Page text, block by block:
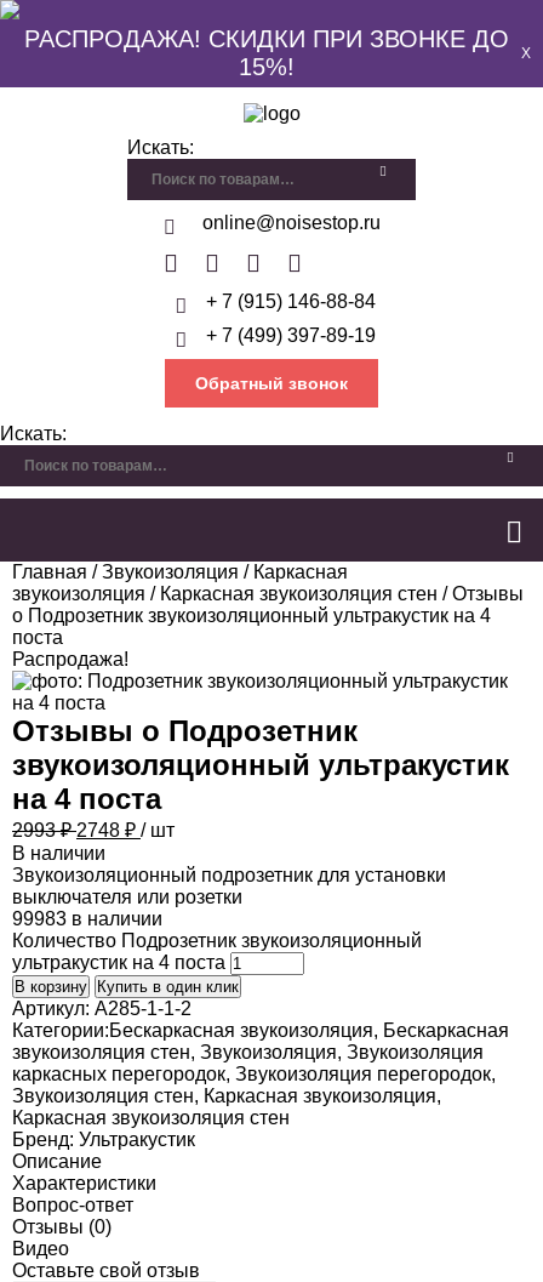
РАСПРОДАЖА! СКИДКИ ПРИ ЗВОНКЕ ДО
15%!
X
Искать:
online@noisestop.ru
+ 7 (915) 146-88-84
+ 7 (499) 397-89-19
Обратный звонок
Искать:
Главная /Звукоизоляция / Каркасная
звукоизоляция / Каркасная звукоизоляция стен / Отзывы
о Подрозетник звукоизоляционный ультракустик на 4
поста
Распродажа!
Отзывы о Подрозетник
звукоизоляционный ультракустик
на 4 поста
2993 ₽2748 ₽ / шт
В наличии
Звукоизоляционный подрозетник для установки
выключателя или розетки
99983 в наличии
Количество Подрозетник звукоизоляционный
ультракустик на 4 поста
В корзину Купить в один клик
Артикул: A285-1-1-2
Категории:Бескаркасная звукоизоляция, Бескаркасная
звукоизоляция стен, Звукоизоляция, Звукоизоляция
каркасных перегородок, Звукоизоляция перегородок,
Звукоизоляция стен, Каркасная звукоизоляция,
Каркасная звукоизоляция стен
Бренд: Ультракустик
Описание
Характеристики
Вопрос-ответ
Отзывы (0)
Видео
Оставьте свой отзыв